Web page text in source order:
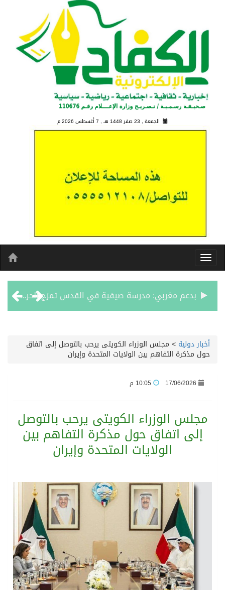
الجمعة , 23 صفر 1448 هـ , 7 أغسطس 2026 م
بدعم مغربي: مدرسة صيفية في القدس تمزج الحرف التقليدية بالذكاء الاصطناعي
المدرب الكويتي – ماهر يدرب نادي جدة
أخبار دولية > مجلس الوزراء الكويتى يرحب بالتوصل إلى اتفاق
حول مذكرة التفاهم بين الولايات المتحدة وإيران
17/06/2026
مجلس الوزراء الكويتى يرحب بالتوصل
إلى اتفاق حول مذكرة التفاهم بين
الولايات المتحدة وإيران